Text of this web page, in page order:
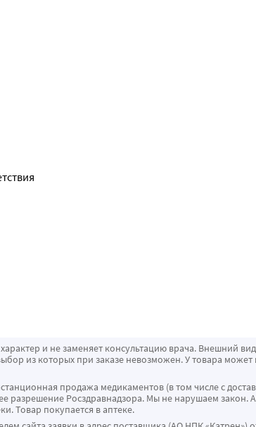
и не заменяет консультацию врача. Внешний
из которых при заказе невозможен. У товара
продажа медикаментов (в том числе с
разрешение Росздравнадзора. Мы не нарушаем закон.
Товар покупается в аптеке.